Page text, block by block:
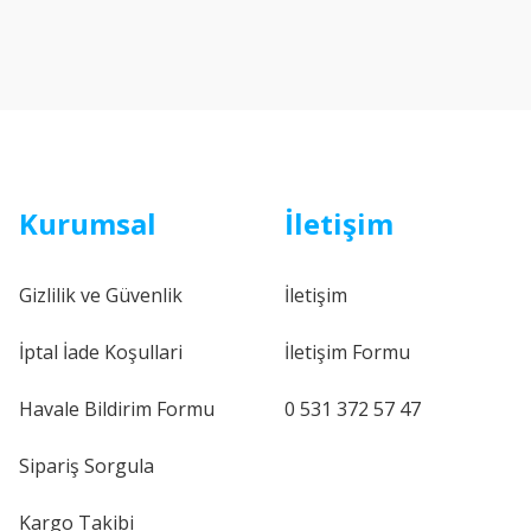
Kurumsal
Gizlilik ve Güvenlik
İptal İade Koşullari
Havale Bildirim Formu
Sipariş Sorgula
Kargo Takibi
İletişim
İletişim
İletişim Formu
0 531 372 57 47